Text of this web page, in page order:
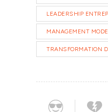
LEADERSHIP
MANAGEMENT
TRANSFORMATION